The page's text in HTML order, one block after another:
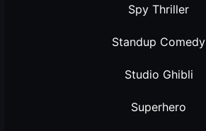
Spy Thriller
Standup Comedy
Studio Ghibli
Superhero